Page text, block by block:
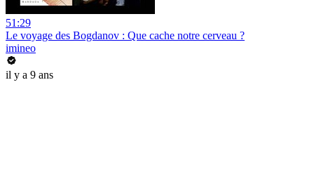
51:29
Le voyage des Bogdanov : Que cache notre cerveau ?
imineo
il y a 9 ans